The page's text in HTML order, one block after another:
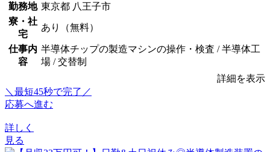
勤務地 東京都 八王子市
寮・社
宅
あり（無料）
仕事内
容
半導体チップの製造マシンの操作・検査 / 半導体工
場 / 交替制
詳細を表示
＼最短45秒で完了／
応募へ進む
詳しく
見る